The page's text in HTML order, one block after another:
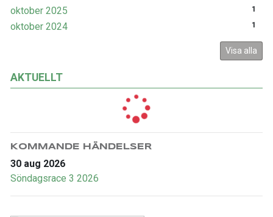
oktober 2025 1
oktober 2024 1
Visa alla
AKTUELLT
KOMMANDE HÄNDELSER
30 aug 2026
Söndagsrace 3 2026